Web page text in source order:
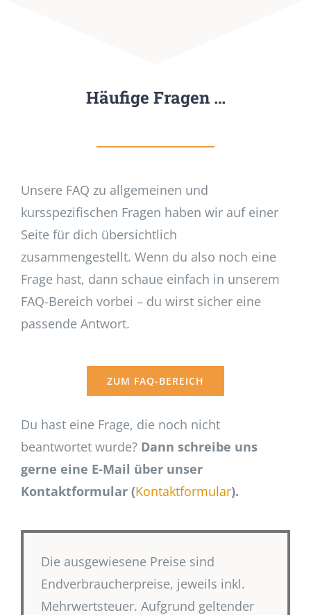
Häufige Fragen …
Unsere FAQ zu allgemeinen und
kursspezifischen Fragen haben wir auf einer
Seite für dich übersichtlich
zusammengestellt. Wenn du also noch eine
Frage hast, dann schaue einfach in unserem
FAQ-Bereich vorbei – du wirst sicher eine
passende Antwort.
ZUM FAQ-BEREICH
Du hast eine Frage, die noch nicht
beantwortet wurde? Dann schreibe uns
gerne eine E-Mail über unser
Kontaktformular (Kontaktformular).
Die ausgewiesene Preise sind
Endverbraucherpreise, jeweils inkl.
Mehrwertsteuer. Aufgrund geltender